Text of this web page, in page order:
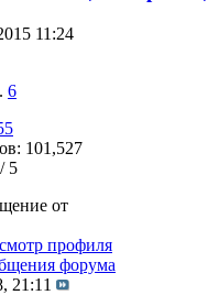
11:24
6
101,527
5
от
профиля
форума
21:11